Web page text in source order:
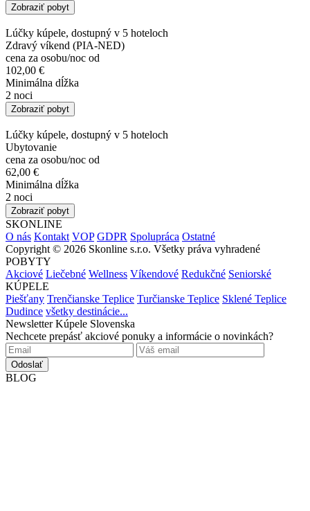
Zobraziť pobyt
Lúčky kúpele, dostupný v 5 hoteloch
Zdravý víkend (PIA-NED)
cena za osobu/noc od
102,00 €
Minimálna dĺžka
2 noci
Zobraziť pobyt
Lúčky kúpele, dostupný v 5 hoteloch
Ubytovanie
cena za osobu/noc od
62,00 €
Minimálna dĺžka
2 noci
Zobraziť pobyt
SKONLINE
O nás Kontakt VOP GDPR Spolupráca Ostatné
Copyright © 2026 Skonline s.r.o. Všetky práva vyhradené
POBYTY
Akciové Liečebné Wellness Víkendové Redukčné Seniorské
KÚPELE
Piešťany Trenčianske Teplice Turčianske Teplice Sklené Teplice
Dudince všetky destinácie...
Newsletter Kúpele Slovenska
Nechcete prepásť akciové ponuky a informácie o novinkách?
Odoslať
BLOG